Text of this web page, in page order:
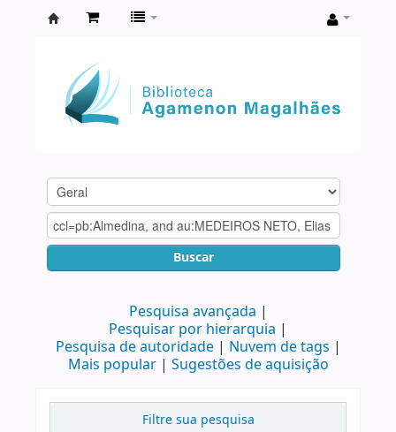
Agamenon
Magalhães
Buscar
Pesquisa avançada
Pesquisar por hierarquia
Pesquisa de autoridade
Nuvem de tags
Mais popular
Sugestões de aquisição
Filtre sua pesquisa